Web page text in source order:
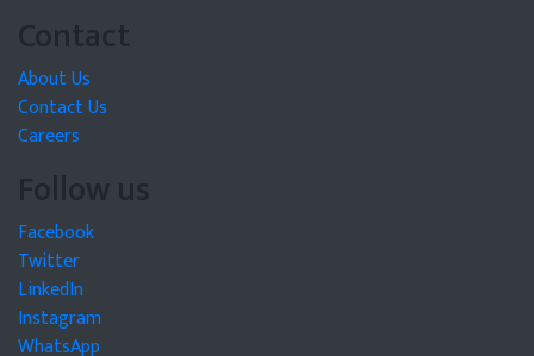
Contact
About Us
Contact Us
Careers
Follow us
Facebook
Twitter
LinkedIn
Instagram
WhatsApp